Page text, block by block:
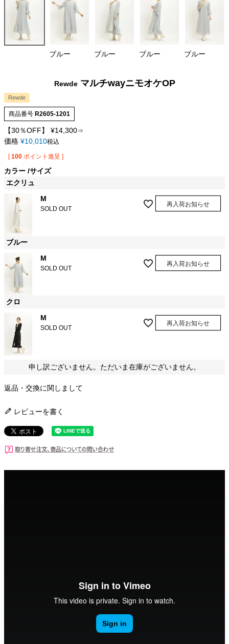
ブルー ブルー ブルー ブルー
Rewde マルチwayニモオケOP
Rewde
商品番号 R2605-1201
【30％OFF】 ¥14,300⇒
価格 ¥10,010税込
[ 100 ポイント進呈 ]
カラー サイズ
エクリュ
M
SOLD OUT
再入荷お知らせ
ブルー
M
SOLD OUT
再入荷お知らせ
クロ
M
SOLD OUT
再入荷お知らせ
申し訳ございません。ただいま在庫がございません。
返品・交換に関しまして
レビューを書く